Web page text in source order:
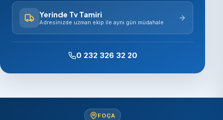
Yerinde Tv Tamiri
Adresinizde uzman ekip ile aynı gün müdahale
0 232 326 32 20
FOÇA